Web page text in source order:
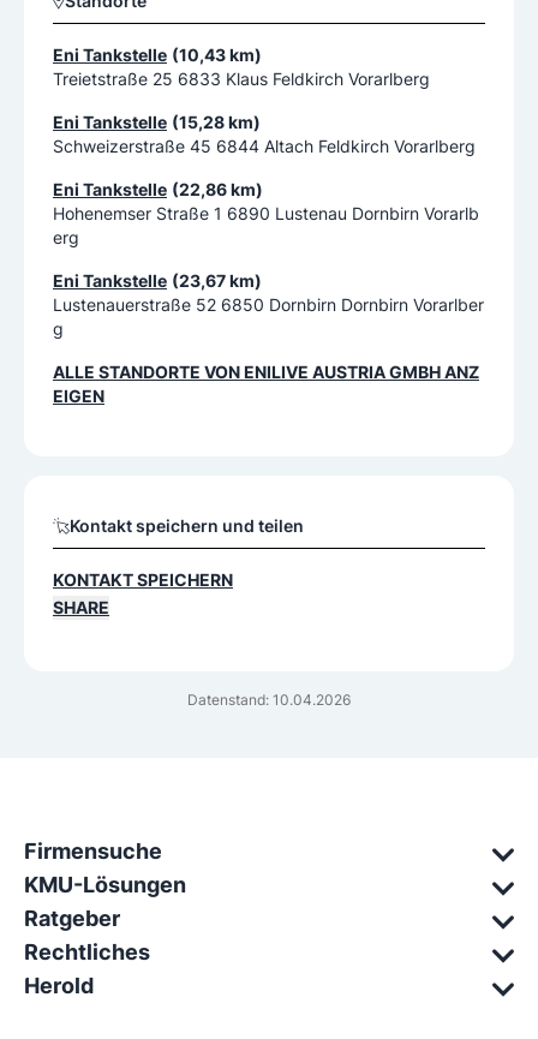
Datenstand: 10.04.2026
Eni Tankstelle (10,43 km)
Treietstraße 25 6833 Klaus Feldkirch Vorarlberg
Eni Tankstelle (15,28 km)
Schweizerstraße 45 6844 Altach Feldkirch Vorarlberg
Eni Tankstelle (22,86 km)
Hohenemser Straße 1 6890 Lustenau Dornbirn Vorarlb
erg
Eni Tankstelle (23,67 km)
Lustenauerstraße 52 6850 Dornbirn Dornbirn Vorarlber
g
ALLE STANDORTE VONENILIVE AUSTRIA GMBHANZ
EIGEN
Kontakt speichern und teilen
KONTAKT SPEICHERN
SHARE
Firmensuche
KMU-Lösungen
Ratgeber
Rechtliches
Herold